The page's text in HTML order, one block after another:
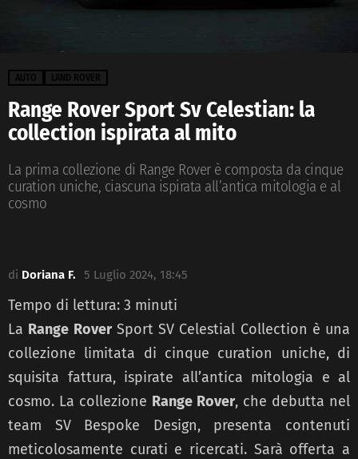
AUTO LAND ROVER
Range Rover Sport Sv Celestian: la
collection ispirata al mito
La prima collezione di Range Rover è composta da cinque
curation uniche, ciascuna ispirata all’antica mitologia e al
cosmo
di Doriana F. 5 Luglio 2024, 18:45
Tempo di lettura: 3 minuti
La Range RoverSport SV Celestial Collection è una
collezione limitata di cinque curation uniche, di
squisita fattura, ispirate all’antica mitologia e al
cosmo. La collezione Range Rover, che debutta nel
team SV Bespoke Design, presenta contenuti
meticolosamente curati e ricercati. Sarà offerta a